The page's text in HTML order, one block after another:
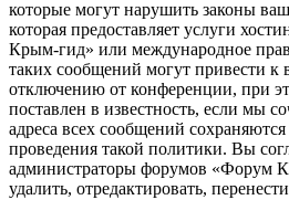
которые могут нарушить законы
которая предоставляет услуги
Крым-гид» или международное
таких сообщений могут привести
отключению от конференции, при
поставлен в известность, если мы
адреса всех сообщений
проведения такой политики. Вы
администраторы форумов «Форум
удалить, отредактировать,